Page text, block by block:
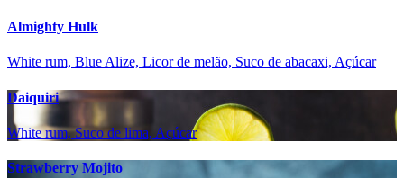
Almighty Hulk
White rum, Blue Alize, Licor de melão, Suco de abacaxi, Açúcar
Daiquiri
White rum, Suco de lima, Açúcar
Strawberry Mojito